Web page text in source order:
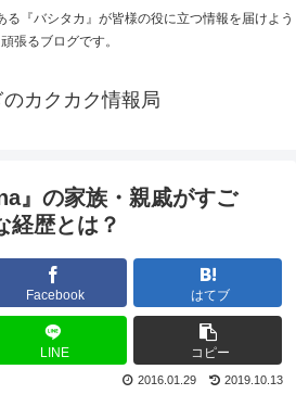
『バシタカ』が皆様の役に立つ情報を届けよう
頑張るブログです。
のカクカク情報局
』の家族・親戚がすご
経歴とは？
Facebook はてブ
LINE コピー
2019.10.13
2016.01.29